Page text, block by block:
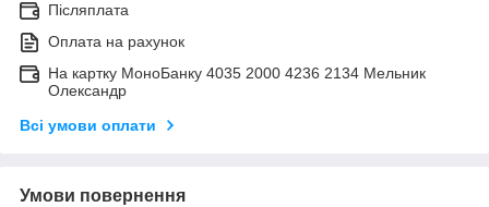
Післяплата
Оплата на рахунок
На картку МоноБанку 4035 2000 4236 2134 Мельник
Олександр
Всі умови оплати
Умови повернення